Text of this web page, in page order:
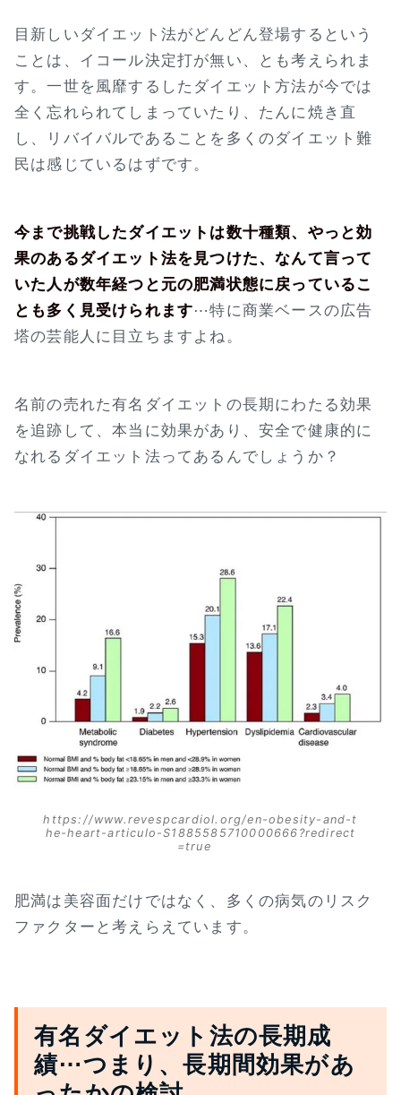
目新しいダイエット法がどんどん登場するという
ことは、イコール決定打が無い、とも考えられま
す。一世を風靡するしたダイエット方法が今では
全く忘れられてしまっていたり、たんに焼き直
し、リバイバルであることを多くのダイエット難
民は感じているはずです。
今まで挑戦したダイエットは数十種類、やっと効
果のあるダイエット法を見つけた、なんて言って
いた人が数年経つと元の肥満状態に戻っているこ
とも多く見受けられます⋯特に商業ベースの広告
塔の芸能人に目立ちますよね。
名前の売れた有名ダイエットの長期にわたる効果
を追跡して、本当に効果があり、安全で健康的に
なれるダイエット法ってあるんでしょうか？
https://www.revespcardiol.org/en-obesity-and-t
he-heart-articulo-S1885585710000666?redirect
=true
肥満は美容面だけではなく、多くの病気のリスク
ファクターと考えらえています。
有名ダイエット法の長期成
績⋯つまり、長期間効果があ